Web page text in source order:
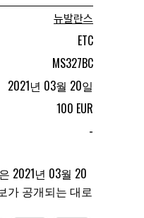
뉴발란스
ETC
MS327BC
2021년 03월 20일
100 EUR
-
2021년 03월 20
가 공개되는 대로